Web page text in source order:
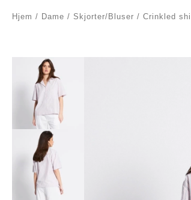
Hjem / Dame / Skjorter/Bluser / Crinkled